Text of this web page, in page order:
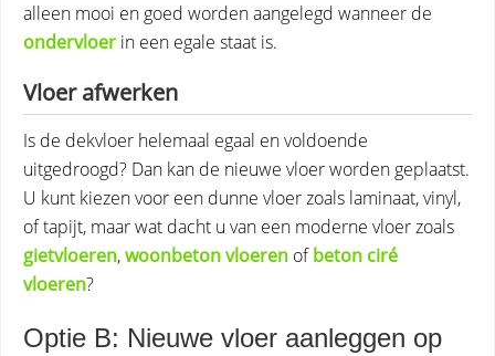
alleen mooi en goed worden aangelegd wanneer de
ondervloer in een egale staat is.
Vloer afwerken
Is de dekvloer helemaal egaal en voldoende
uitgedroogd? Dan kan de nieuwe vloer worden geplaatst.
U kunt kiezen voor een dunne vloer zoals laminaat, vinyl,
of tapijt, maar wat dacht u van een moderne vloer zoals
gietvloeren,woonbeton vloeren ofbeton ciré
vloeren?
Optie B: Nieuwe vloer aanleggen op